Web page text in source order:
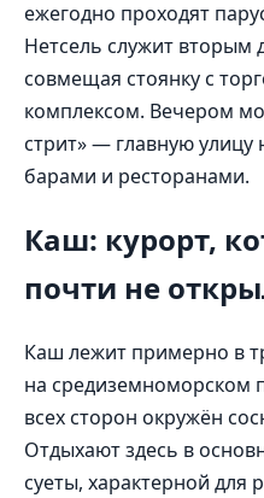
ежегодно проходят
Нетсель служит вторым
совмещая стоянку с
комплексом. Вечером
стрит» — главную улицу
барами и ресторанами.
Каш: курорт,
почти не
Каш лежит примерно в
на средиземноморском
всех сторон окружён
Отдыхают здесь в
суеты, характерной для